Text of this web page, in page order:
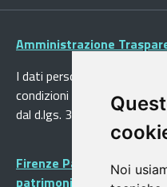
Noi
Amministrazione
I dati personali pubblicati
condizioni previste dalla
dal d.lgs. 36/2006
Firenze Patrimonio
patrimonio dell’Umanità